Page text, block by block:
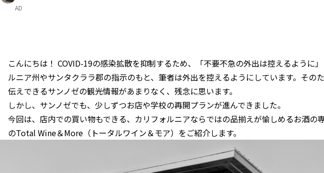
AD
こんにちは！ COVID-19の感染拡散を抑制するため、「不要不急の外出は控えるように
ルニア州やサンタクララ郡の指示のもと、筆者は外出を控えるようにしています。その
伝えできるサンノゼの観光情報があまりなく、残念に思います。
しかし、サンノゼでも、少しずつお店や学校の再開プランが進んできました。
今回は、店内での買い物もできる、カリフォルニアならではの品揃えが愉しめるお酒の
のTotal Wine＆More（トータルワイン＆モア）をご紹介します。